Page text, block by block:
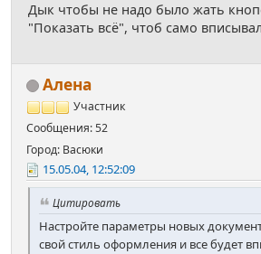
Дык чтобы не надо было жать
"Показать всё", чтоб само
Алена
Участник
Сообщения: 52
Город: Васюки
15.05.04, 12:52:09
Цитировать
Настройте параметры новых
свой стиль оформления и все будет